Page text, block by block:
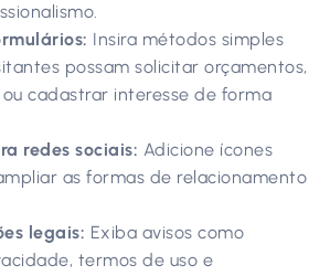
Insira métodos simples
possam solicitar orçamentos,
cadastrar interesse de forma
redes sociais: Adicione ícones
as formas de relacionamento
legais: Exiba avisos como
termos de uso e